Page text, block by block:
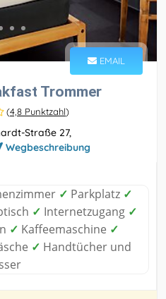
EMAIL
Trommer
(4,8 Punktzahl)
Straße 27,
Wegbeschreibung
✓ Parkplatz ✓
✓ Internetzugang ✓
✓ Kaffeemaschine ✓
✓ Handtücher und